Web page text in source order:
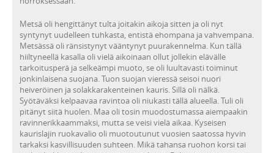
Metsä oli hengittänyt tulta joitakin aikoja sitten ja oli nyt
syntynyt uudelleen tuhkasta, entistä ehompana ja vahvempana.
Metsässä oli ränsistynyt vääntynyt puurakennelma. Kun tällä
hiiltyneellä kasalla oli vielä aikoinaan ollut jollekin elävälle
tarkoitusperä ja selkeämpi muoto, se oli luultavasti toiminut
jonkinlaisena suojana. Tuon suojan vieressä seisoi nuori
heiveröinen ja solakkarakenteinen kauris. Sillä oli nälkä.
Syötäväksi kelpaavaa ravintoa oli niukasti tällä alueella. Tuli oli
pitänyt siitä huolen. Maa oli tosin muodostumassa aiempaakin
ravinnerikkaammaksi, mutta se veisi vielä aikaa. Kyseisen
kaurislajin ruokavalio oli muotoutunut vuosien saatossa hyvin
tarkaksi kasvillisuuden suhteen. Mikä tahansa ruohon korsi tai